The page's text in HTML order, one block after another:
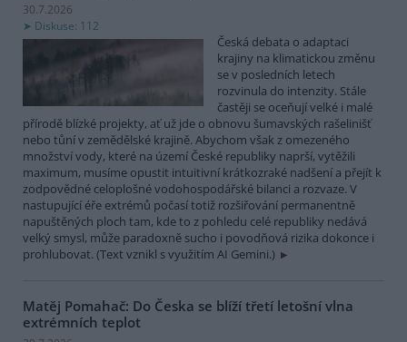
30.7.2026
Diskuse: 112
Česká debata o adaptaci
krajiny na klimatickou změnu
se v posledních letech
rozvinula do intenzity. Stále
častěji se oceňují velké i malé
přírodě blízké projekty, ať už jde o obnovu šumavských rašelinišť
nebo tůní v zemědělské krajině. Abychom však z omezeného
množství vody, které na území České republiky naprší, vytěžili
maximum, musíme opustit intuitivní krátkozraké nadšení a přejít k
zodpovědné celoplošné vodohospodářské bilanci a rozvaze. V
nastupující éře extrémů počasí totiž rozšiřování permanentně
napuštěných ploch tam, kde to z pohledu celé republiky nedává
velký smysl, může paradoxně sucho i povodňová rizika dokonce i
prohlubovat. (Text vznikl s využitím AI Gemini.)
Matěj Pomahač: Do Česka se blíží třetí letošní vlna
extrémních teplot